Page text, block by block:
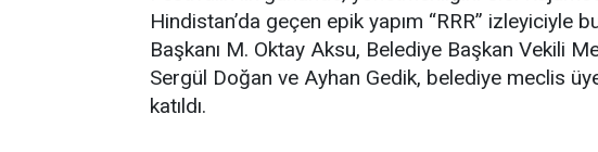
Hindistan’da geçen epik yapım “RRR” izleyiciyle
Başkanı M. Oktay Aksu, Belediye Başkan Vekili
Sergül Doğan ve Ayhan Gedik, belediye meclis
katıldı.